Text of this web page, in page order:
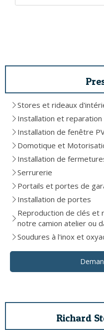
Stores et rideaux
Installation et
Installation de fenêtre
Domotique et
Installation de
Serrurerie
Portails et portes de
Installation de portes
Reproduction de clés et
notre camion atelier ou
Soudures à l'inox et
Richard